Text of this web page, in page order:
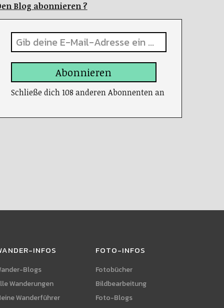
Blog abonnieren ?
Abonnieren
Schließe dich 108 anderen Abonnenten an
INFOS
Blogs
Wanderungen
Wanderführer
FOTO-INFOS
Fotobücher
Bildbearbeitung
Foto-Blogs